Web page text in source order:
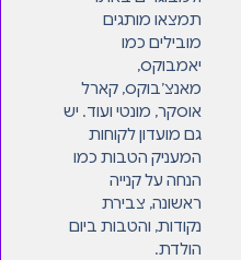
תמצאו מותגים
מובילים כמו
יאמבוקס,
מאנצ’בוקס, קארל
אוסקר, מונטי ועוד. יש
גם מועדון לקוחות
המעניק הטבות כמו
הנחה על קנייה
ראשונה, צבירת
נקודות, והטבות ביום
הולדת.